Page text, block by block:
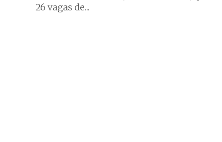
26 vagas de...